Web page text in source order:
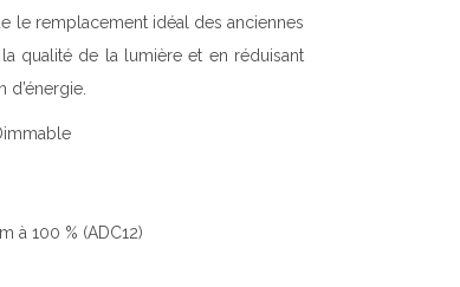
le remplacement idéal des anciennes
qualité de la lumière et en réduisant
à 100 % (ADC12)